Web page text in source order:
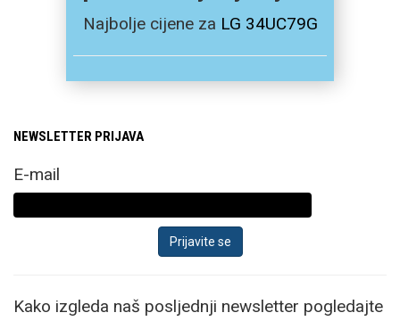
Najbolje cijene za LG 34UC79G
NEWSLETTER PRIJAVA
E-mail
Kako izgleda naš posljednji newsletter pogledajte